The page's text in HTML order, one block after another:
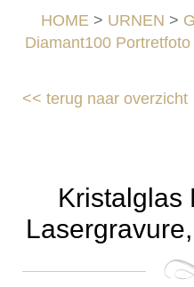
HOME > URNEN >
Diamant100
<<terug naar overzicht
Kristalglas